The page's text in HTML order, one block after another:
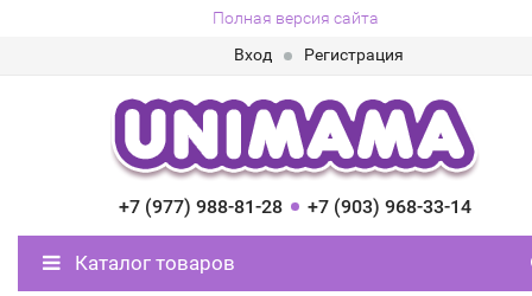
Полная версия сайта
Вход
Регистрация
+7 (977) 988-81-28 +7 (903) 968-33-14
Каталог товаров